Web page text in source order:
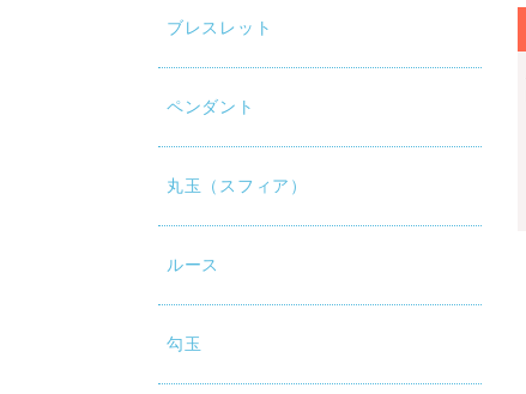
ブレスレット
ペンダント
丸玉（スフィア）
ルース
勾玉